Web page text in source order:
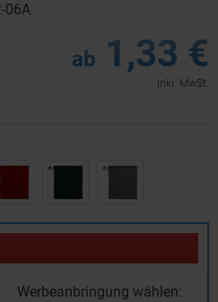
06A
ab 1,33 €
inkl. MwSt.
Werbeanbringung wählen: